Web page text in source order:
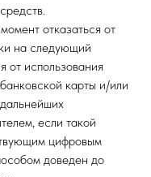
отказаться от
на следующий
от использования
карты и/или
если такой
цифровым
доведен до